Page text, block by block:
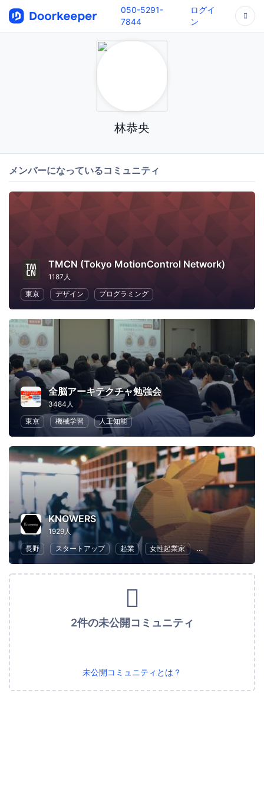
050-5291-
7844
ログイ
ン
林恭央
メンバーになっているコミュニティ
TMCN (Tokyo MotionControl Network)
1187人
東京
デザイン プログラミング
全脳アーキテクチャ勉強会
3484人
東京
機械学習 人工知能
KNOWERS
1929人
長野
スタートアップ 起業 女性起業家 地域経済と地域社会
2件の未公開コミュニティ
未公開コミュニティとは？